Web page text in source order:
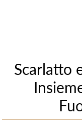
Scarlatto